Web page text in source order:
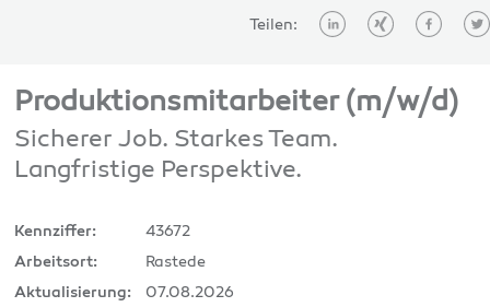
Teilen:
Produktionsmitarbeiter (m/w/d)
Sicherer Job. Starkes Team.
Langfristige Perspektive.
Kennziffer: 43672
Arbeitsort: Rastede
Aktualisierung: 07.08.2026